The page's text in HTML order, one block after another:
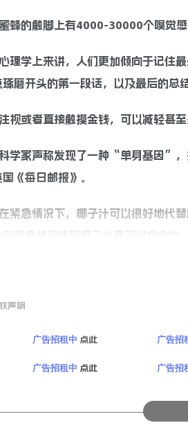
蜂的触脚上有4000-30000个嗅觉感
理学上来讲，人们更加倾向于记住
磨开头的第一段话，以及最后的总结
视或者直接触摸金钱，可以减轻甚
学家声称发现了一种“单身基因”，
《每日邮报》。
紧急情况下，椰子汁可以很好地代
鱼可以听到其他鱼类的心跳，从而找
人在做梦的时候眼球会高速的转动，
会发生高速转动，而这就意味着胎儿
地球上每天都会发生860万次雷击。
声明
广告招租中 点此 广告招
广告招租中 点此 广告招